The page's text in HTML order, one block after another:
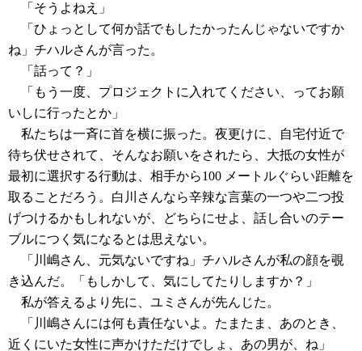
「そうよねえ」
「ひょっとして何か話でもしたかったんじゃないですか
ね」チハルさんが言った。
「話って？」
「もう一度、プロジェクトに入れてください、ってお願
いしに行ったとか」
私たちは一斉に首を横に振った。夜更けに、自宅付近で
待ち伏せされて、そんなお願いをされたら、大抵の女性が
最初に選択する行動は、相手から100 メートルぐらい距離を
取ることだろう。白川さんなら辛辣な言葉の一つや二つ投
げつけるかもしれないが、どちらにせよ、話し合いのテー
ブルにつく気になるとは思えない。
「川嶋さん、元気ないですね」チハルさんが私の顔を覗
き込んだ。「もしかして、気にしてたりしますか？」
私が答えるより先に、ユミさんが先んじた。
「川嶋さんには何も責任ないよ。たまたま、あのとき、
近くにいた女性に声かけただけでしょ、あの男が、ね」